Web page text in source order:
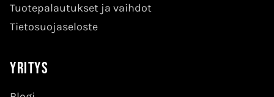
Tuotepalautukset ja vaihdot
Tietosuojaseloste
Yritys